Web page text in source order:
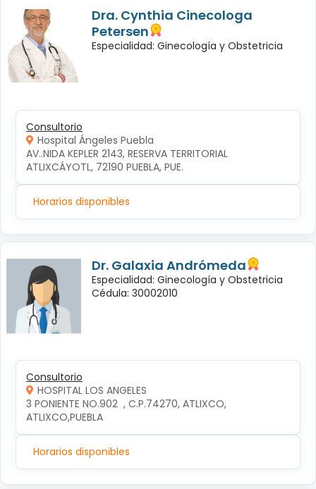
Dra. Cynthia Cinecologa
Petersen
Especialidad: Ginecología y Obstetricia
Consultorio
Hospital Ángeles Puebla
AV..NIDA KEPLER 2143, RESERVA TERRITORIAL
ATLIXCÁYOTL, 72190 PUEBLA, PUE.
Horarios disponibles
Dr. Galaxia Andrómeda
Especialidad: Ginecología y Obstetricia
Cédula: 30002010
Consultorio
HOSPITAL LOS ANGELES
3 PONIENTE NO.902  , C.P.74270, ATLIXCO,
ATLIXCO,PUEBLA
Horarios disponibles